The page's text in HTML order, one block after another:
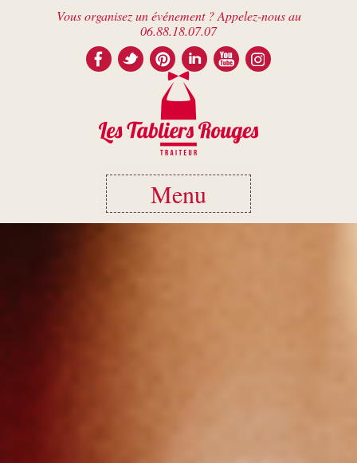
Menu
Vous organisez un événement ? Appelez-nous au
06.88.18.07.07